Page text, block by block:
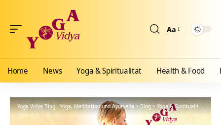
Aa
Home News Yoga & Spiritualität Health & Food
Yoga Vidya Blog - Yoga, Meditation und Ayurveda>Blog>Yoga & Spiritualität >